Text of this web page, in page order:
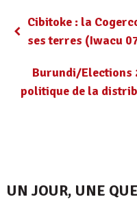
Cibitoke : la
ses terres (Iwacu
Burundi/Elections
politique de la
UN JOUR, UNE